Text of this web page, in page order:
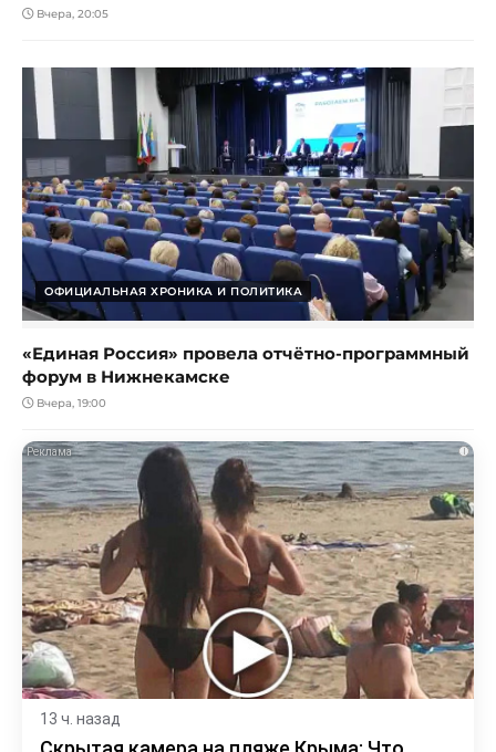
Вчера, 20:05
ОФИЦИАЛЬНАЯ ХРОНИКА И ПОЛИТИКА
«Единая Россия» провела отчётно-программный
форум в Нижнекамске
Вчера, 19:00
i
13 ч. назад